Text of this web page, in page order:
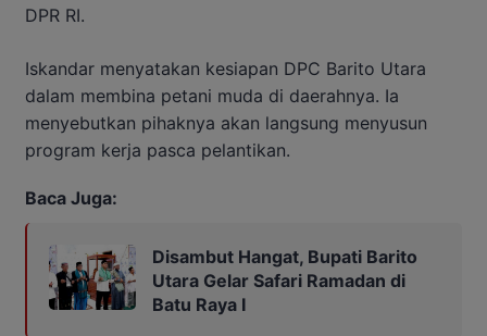
DPR RI.
Iskandar menyatakan kesiapan DPC Barito Utara
dalam membina petani muda di daerahnya. Ia
menyebutkan pihaknya akan langsung menyusun
program kerja pasca pelantikan.
Baca Juga:
Disambut Hangat, Bupati Barito
Utara Gelar Safari Ramadan di
Batu Raya I